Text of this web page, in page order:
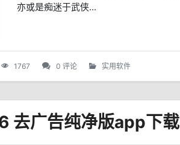
亦或是痴迷于武侠...
1767 0 评论 实用软件
去广告纯净版app下载